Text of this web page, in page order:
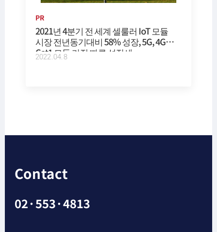
PR
2021년 4분기 전 세계 셀룰러 IoT 모듈
시장 전년동기대비 58% 성장, 5G, 4G
Cat1 모듈 가장 빠른 성장세
2022.04.8
Contact
02·553·4813